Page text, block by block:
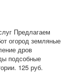
Предлагаем
огород земляные
дров
подсобные
125 руб.